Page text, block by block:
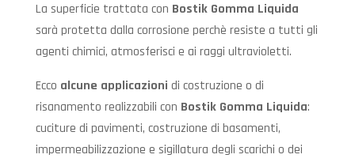
La superficie trattata con Bostik Gomma Liquida
sarà protetta dalla corrosione perchè resiste a tutti gli
agenti chimici, atmosferisci e ai raggi ultravioletti.
Ecco alcune applicazioni di costruzione o di
risanamento realizzabili con Bostik Gomma Liquida:
cuciture di pavimenti, costruzione di basamenti,
impermeabilizzazione e sigillatura degli scarichi o dei